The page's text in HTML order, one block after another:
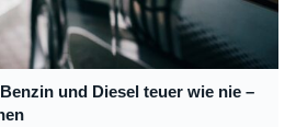
und Diesel teuer wie nie –